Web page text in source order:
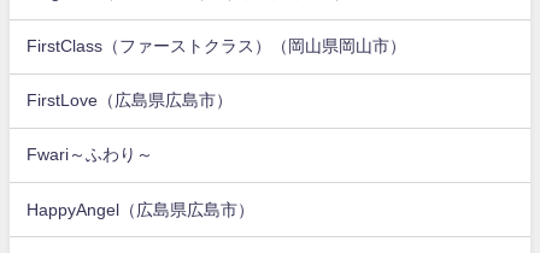
FirstClass（ファーストクラス）（岡山県岡山市）
FirstLove（広島県広島市）
Fwari～ふわり～
HappyAngel（広島県広島市）